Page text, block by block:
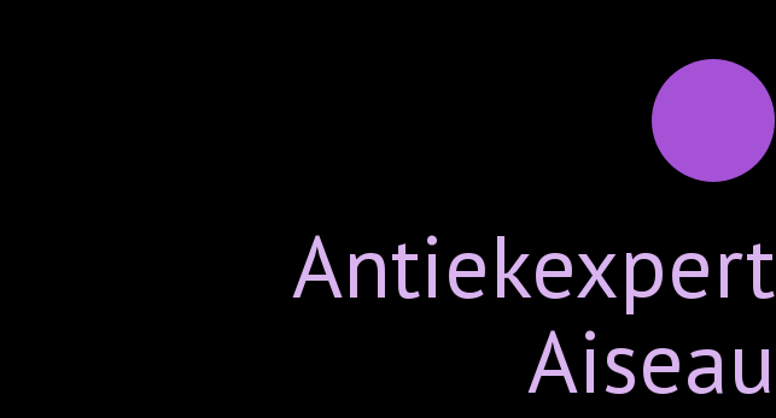
Antiekexpert
Aiseau